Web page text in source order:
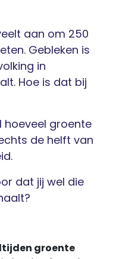
aan om 250
Gebleken is
in
Hoe is dat bij
groente
de helft van
dat jij wel die
groente